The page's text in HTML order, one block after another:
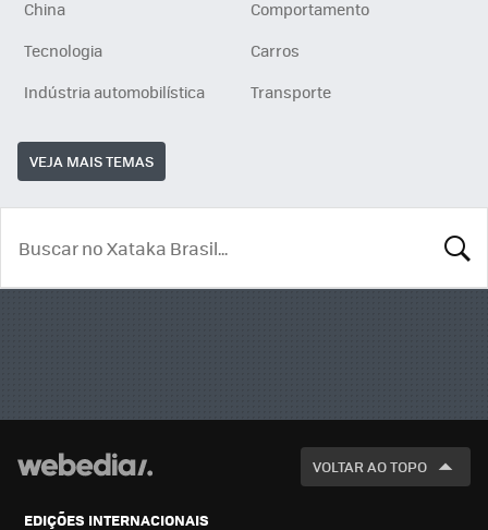
China
Comportamento
Tecnologia
Carros
Indústria automobilística
Transporte
VEJA MAIS TEMAS
VOLTAR AO TOPO
EDIÇÕES INTERNACIONAIS